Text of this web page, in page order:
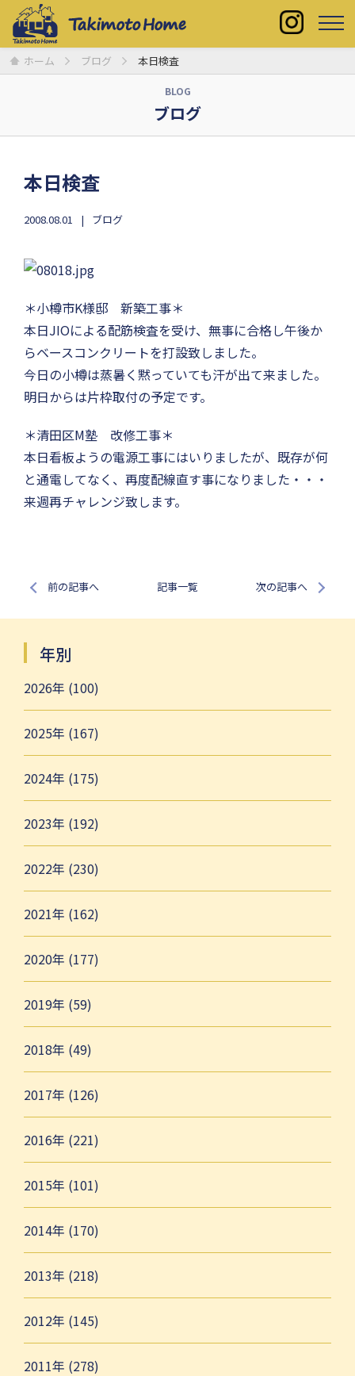
ホーム ブログ 本日検査
BLOG
ブログ
本日検査
2008.08.01 ブログ
＊小樽市K様邸 新築工事＊
本日JIOによる配筋検査を受け、無事に合格し午後か
らベースコンクリートを打設致しました。
今日の小樽は蒸暑く黙っていても汗が出て来ました。
明日からは片枠取付の予定です。
＊清田区M塾 改修工事＊
本日看板ようの電源工事にはいりましたが、既存が何
と通電してなく、再度配線直す事になりました・・・
来週再チャレンジ致します。
前の記事へ 記事一覧 次の記事へ
年別
2026年 (100)
2025年 (167)
2024年 (175)
2023年 (192)
2022年 (230)
2021年 (162)
2020年 (177)
2019年 (59)
2018年 (49)
2017年 (126)
2016年 (221)
2015年 (101)
2014年 (170)
2013年 (218)
2012年 (145)
2011年 (278)